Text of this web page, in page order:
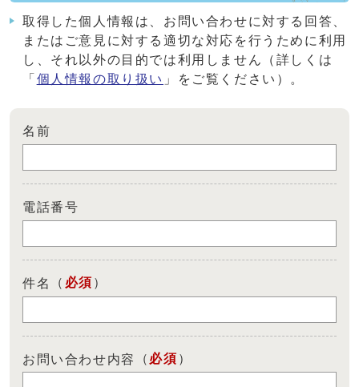
取得した個人情報は、お問い合わせに対する回答、
またはご意見に対する適切な対応を行うために利用
し、それ以外の目的では利用しません（詳しくは
「 個人情報の取り扱い 」をご覧ください）。
名前
電話番号
件名 （ 必須 ）
お問い合わせ内容 （ 必須 ）